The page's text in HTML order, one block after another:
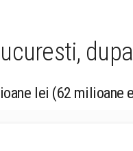
lei (62 milioane